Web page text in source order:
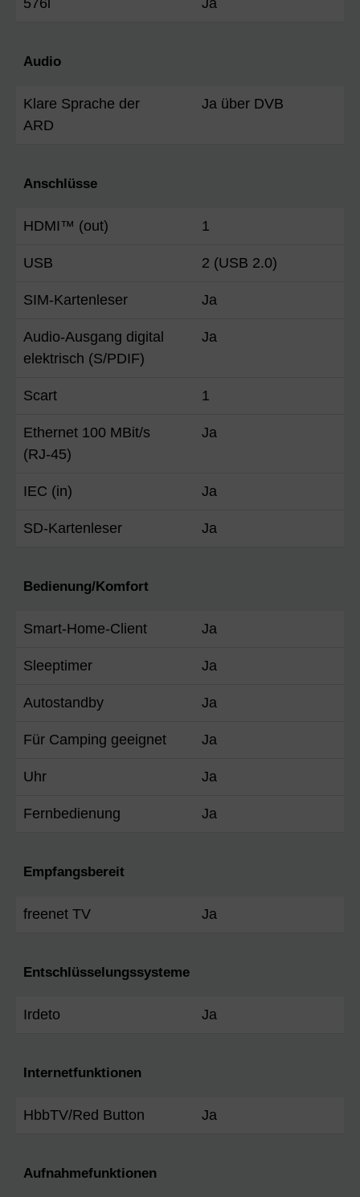
576i Ja
Audio
Klare Sprache der
ARD
Ja über DVB
Anschlüsse
HDMI™ (out) 1
USB 2 (USB 2.0)
SIM-Kartenleser Ja
Audio-Ausgang digital
elektrisch (S/PDIF)
Ja
Scart 1
Ethernet 100 MBit/s
(RJ-45)
Ja
IEC (in) Ja
SD-Kartenleser Ja
Bedienung/Komfort
Smart-Home-Client Ja
Sleeptimer Ja
Autostandby Ja
Für Camping geeignet Ja
Uhr Ja
Fernbedienung Ja
Empfangsbereit
freenet TV Ja
Entschlüsselungssysteme
Irdeto Ja
Internetfunktionen
HbbTV/Red Button Ja
Aufnahmefunktionen